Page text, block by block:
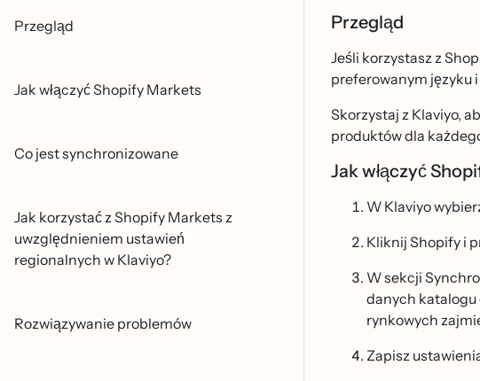
Przegląd
Jak włączyć Shopify Markets
Co jest synchronizowane
Jak korzystać z Shopify Markets z
uwzględnieniem ustawień
regionalnych w Klaviyo?
Rozwiązywanie problemów
Przegląd
Jeśli korzystasz z
preferowanym języku
Skorzystaj z Klaviyo,
produktów dla
Jak włączyć
W Klaviyo
Kliknij Shopify i
W sekcji
danych katalogu
rynkowych
Zapisz